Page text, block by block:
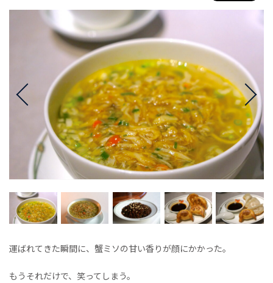
運ばれてきた瞬間に、蟹ミソの甘い香りが顔にかかった。
もうそれだけで、笑ってしまう。